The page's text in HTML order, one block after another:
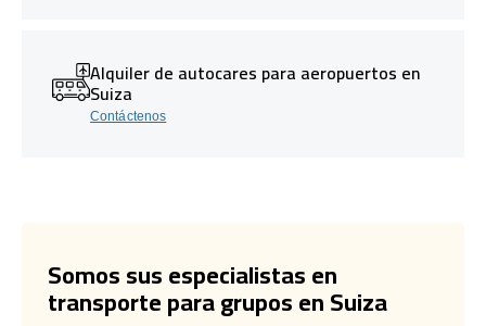
Alquiler de autocares para aeropuertos en
Suiza
Contáctenos
Somos sus especialistas en
transporte para grupos en Suiza